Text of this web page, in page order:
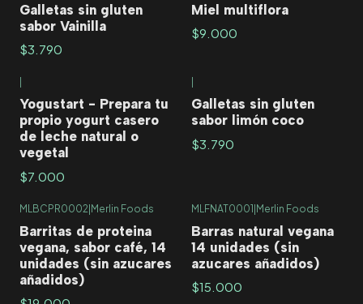
Galletas sin gluten
sabor Vainilla
$3.790
Miel multiflora
$9.000
Yogustart - Prepara tu
propio yogurt casero
de leche natural o
vegetal
$7.000
Galletas sin gluten
sabor limón coco
$3.790
MLBCPR0002|Merlin Foods
Barritas de proteina
vegana, sabor café, 14
unidades (sin azucares
añadidos)
MLFNAT0001|Merlin Foods
Barras natural vegana
14 unidades (sin
azucares añadidos)
$15.000